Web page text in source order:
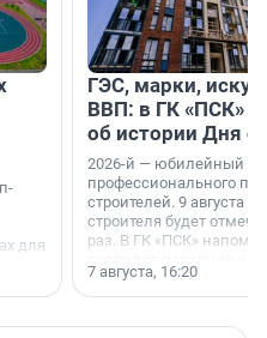
для
ГЭС, марки,
ВВП: в ГК «ПСК»
об истории Дня
2026-й — юбилейный
профессионального
строителей. 9 августа
строителя будет
раз. В ГК «ПСК»
поменялась роль
7 августа, 16:20